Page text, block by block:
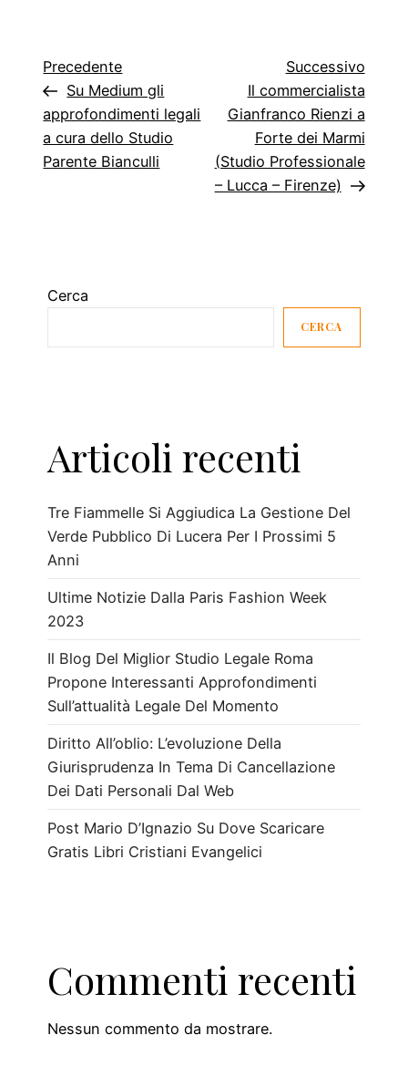
Navigazione
articoli
Articolo
precedente
Precedente
Su Medium gli
approfondimenti legali
a cura dello Studio
Parente Bianculli
Successivo
Il commercialista
Gianfranco Rienzi a
Forte dei Marmi
(Studio Professionale
– Lucca – Firenze)
Cerca
CERCA
Articoli recenti
Tre Fiammelle Si Aggiudica La Gestione Del
Verde Pubblico Di Lucera Per I Prossimi 5
Anni
Ultime Notizie Dalla Paris Fashion Week
2023
Il Blog Del Miglior Studio Legale Roma
Propone Interessanti Approfondimenti
Sull’attualità Legale Del Momento
Diritto All’oblio: L’evoluzione Della
Giurisprudenza In Tema Di Cancellazione
Dei Dati Personali Dal Web
Post Mario D’Ignazio Su Dove Scaricare
Gratis Libri Cristiani Evangelici
Commenti recenti
Nessun commento da mostrare.